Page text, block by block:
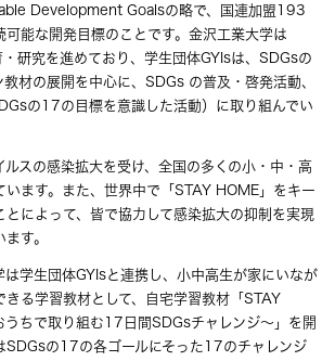
Development Goalsの略で、国連加盟193
可能な開発目標のことです。金沢工業大学は
研究を進めており、学生団体GYIsは、SDGsの
材の展開を中心に、SDGs の普及・啓発活動、
の17の目標を意識した活動）に取り組んでい
スの感染拡大を受け、全国の多くの小・中・高
います。また、世界中で「STAY HOME」をキー
とによって、皆で協力して感染拡大の抑制を実現
す。
は学生団体GYIsと連携し、小中高生が家にいなが
きる学習教材として、自宅学習教材「STAY
ちで取り組む17日間SDGsチャレンジ～」を開
SDGsの17の各ゴールにそった17のチャレンジ